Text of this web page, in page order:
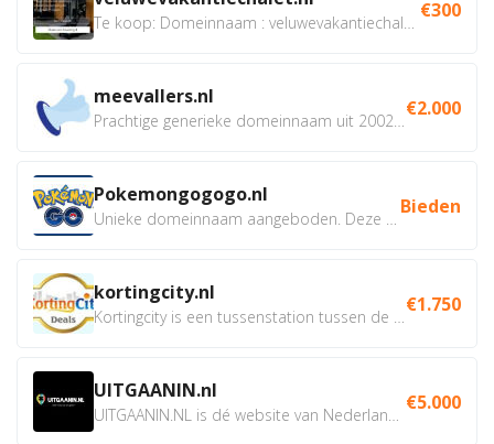
€300
meevallers.nl €2.000
Pokemongogogo.nl Bieden
kortingcity.nl €1.750
UITGAANIN.nl €5.000